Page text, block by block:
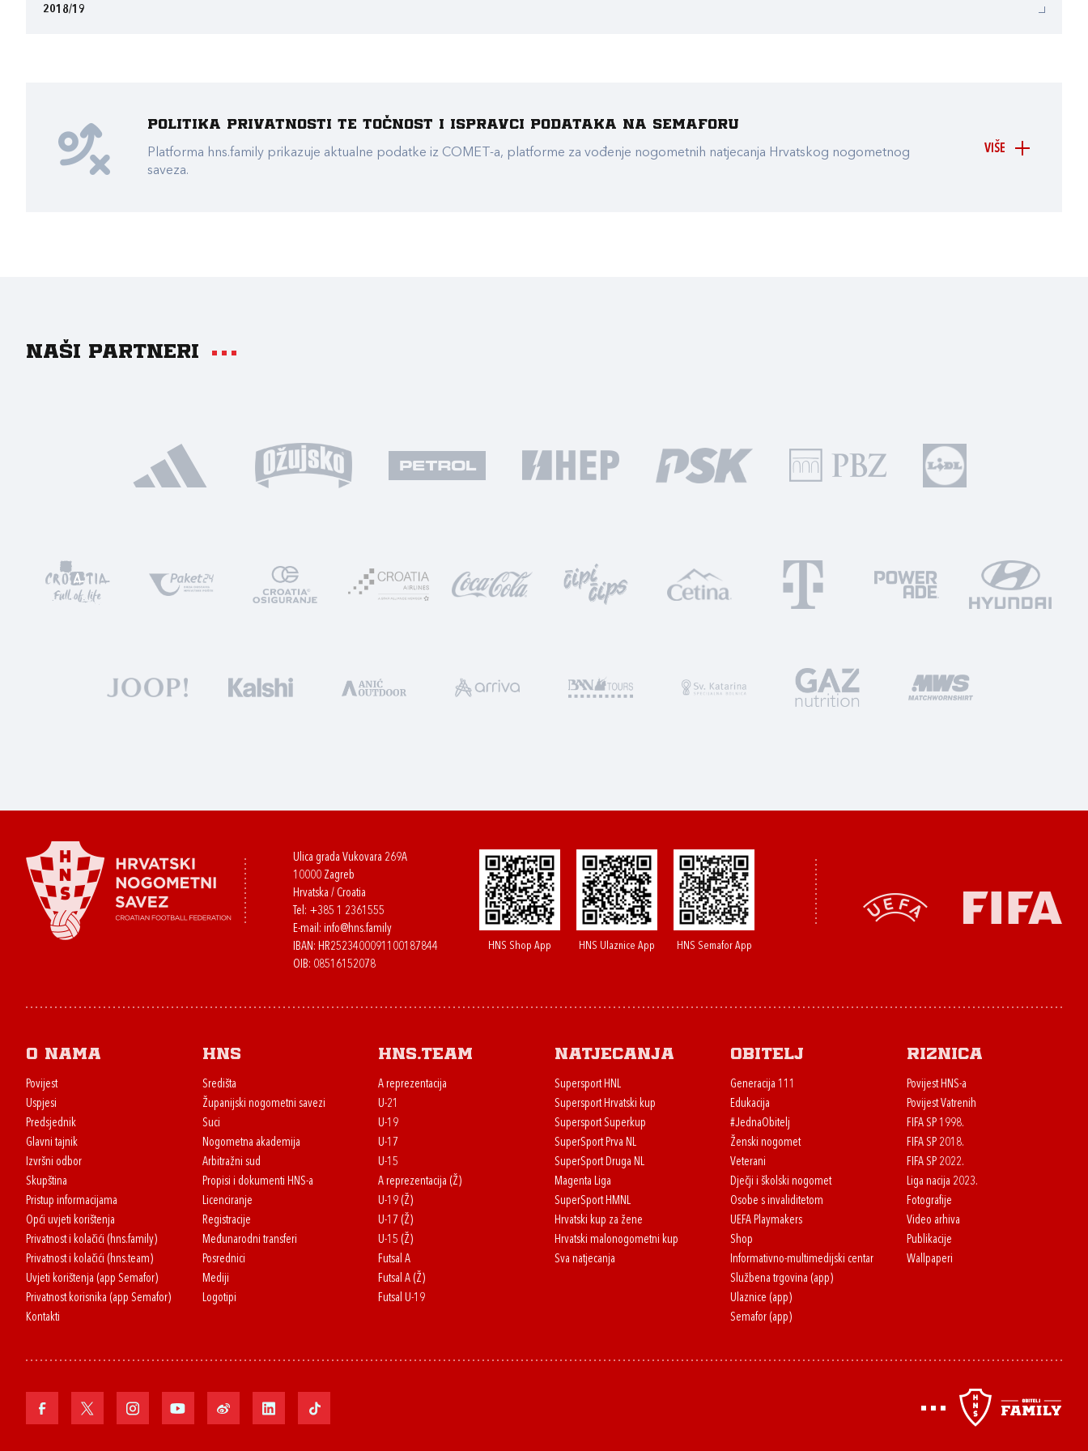
2018/19
VIŠE
Politika privatnosti te točnost i ispravci podataka na Semaforu
Platforma hns.family prikazuje aktualne podatke iz COMET-a, platforme za vođenje nogometnih natjecanja Hrvatskog nogometnog
saveza.
Naši partneri
Ulica grada Vukovara 269A
10000 Zagreb
Hrvatska / Croatia
Tel: +385 1 2361555
E-mail: info@hns.family
IBAN: HR2523400091100187844
OIB: 08516152078
HNS Shop App HNS Ulaznice App HNS Semafor App
O nama
Povijest
Uspjesi
Predsjednik
Glavni tajnik
Izvršni odbor
Skupština
Pristup informacijama
Opći uvjeti korištenja
Privatnost i kolačići (hns.family)
Privatnost i kolačići (hns.team)
Uvjeti korištenja (app Semafor)
Privatnost korisnika (app Semafor)
Kontakti
HNS
Središta
Županijski nogometni savezi
Suci
Nogometna akademija
Arbitražni sud
Propisi i dokumenti HNS-a
Licenciranje
Registracije
Međunarodni transferi
Posrednici
Mediji
Logotipi
HNS.team
A reprezentacija
U-21
U-19
U-17
U-15
A reprezentacija (Ž)
U-19 (Ž)
U-17 (Ž)
U-15 (Ž)
Futsal A
Futsal A (Ž)
Futsal U-19
Natjecanja
Supersport HNL
Supersport Hrvatski kup
Supersport Superkup
SuperSport Prva NL
SuperSport Druga NL
Magenta Liga
SuperSport HMNL
Hrvatski kup za žene
Hrvatski malonogometni kup
Sva natjecanja
Obitelj
Generacija 111
Edukacija
#JednaObitelj
Ženski nogomet
Veterani
Dječji i školski nogomet
Osobe s invaliditetom
UEFA Playmakers
Shop
Informativno-multimedijski centar
Službena trgovina (app)
Ulaznice (app)
Semafor (app)
Riznica
Povijest HNS-a
Povijest Vatrenih
FIFA SP 1998.
FIFA SP 2018.
FIFA SP 2022.
Liga nacija 2023.
Fotografije
Video arhiva
Publikacije
Wallpaperi